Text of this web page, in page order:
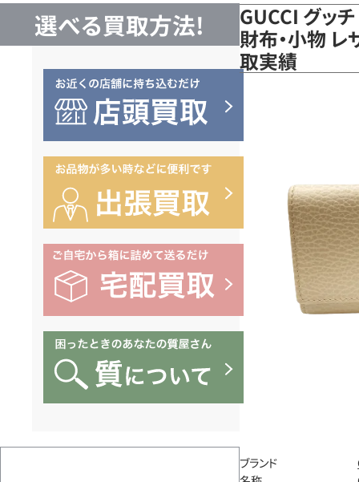
選べる買取方法!
GUCCI グッ
財布・小物
取実績
ブランド